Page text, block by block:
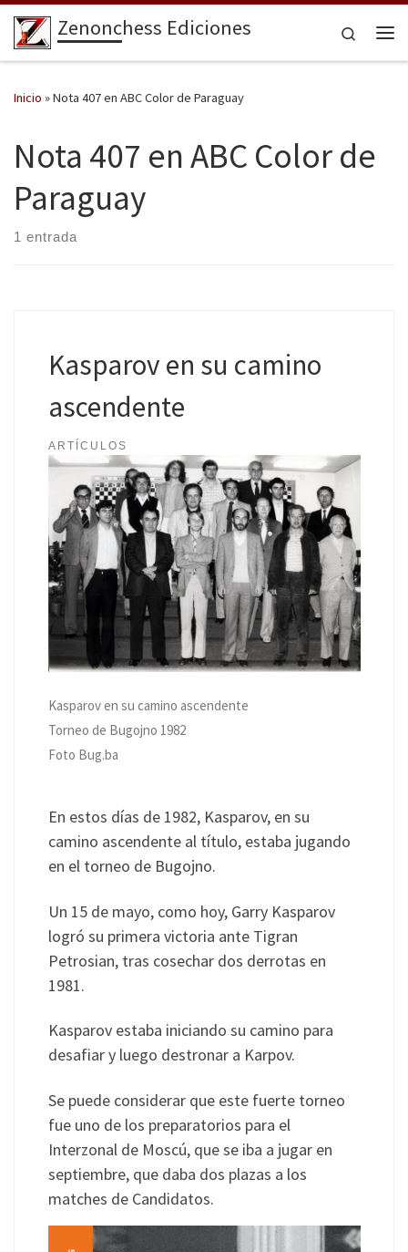
Saltar al contenido
Zenonchess Ediciones
Search
Inicio »Nota 407 en ABC Color de Paraguay
Nota 407 en ABC Color de
Paraguay
1 entrada
Kasparov en su camino
ascendente
ARTÍCULOS
Kasparov en su camino ascendente
Torneo de Bugojno 1982
Foto Bug.ba
En estos días de 1982, Kasparov, en su
camino ascendente al título, estaba jugando
en el torneo de Bugojno.
Un 15 de mayo, como hoy, Garry Kasparov
logró su primera victoria ante Tigran
Petrosian, tras cosechar dos derrotas en
1981.
Kasparov estaba iniciando su camino para
desafiar y luego destronar a Karpov.
Se puede considerar que este fuerte torneo
fue uno de los preparatorios para el
Interzonal de Moscú, que se iba a jugar en
septiembre, que daba dos plazas a los
matches de Candidatos.